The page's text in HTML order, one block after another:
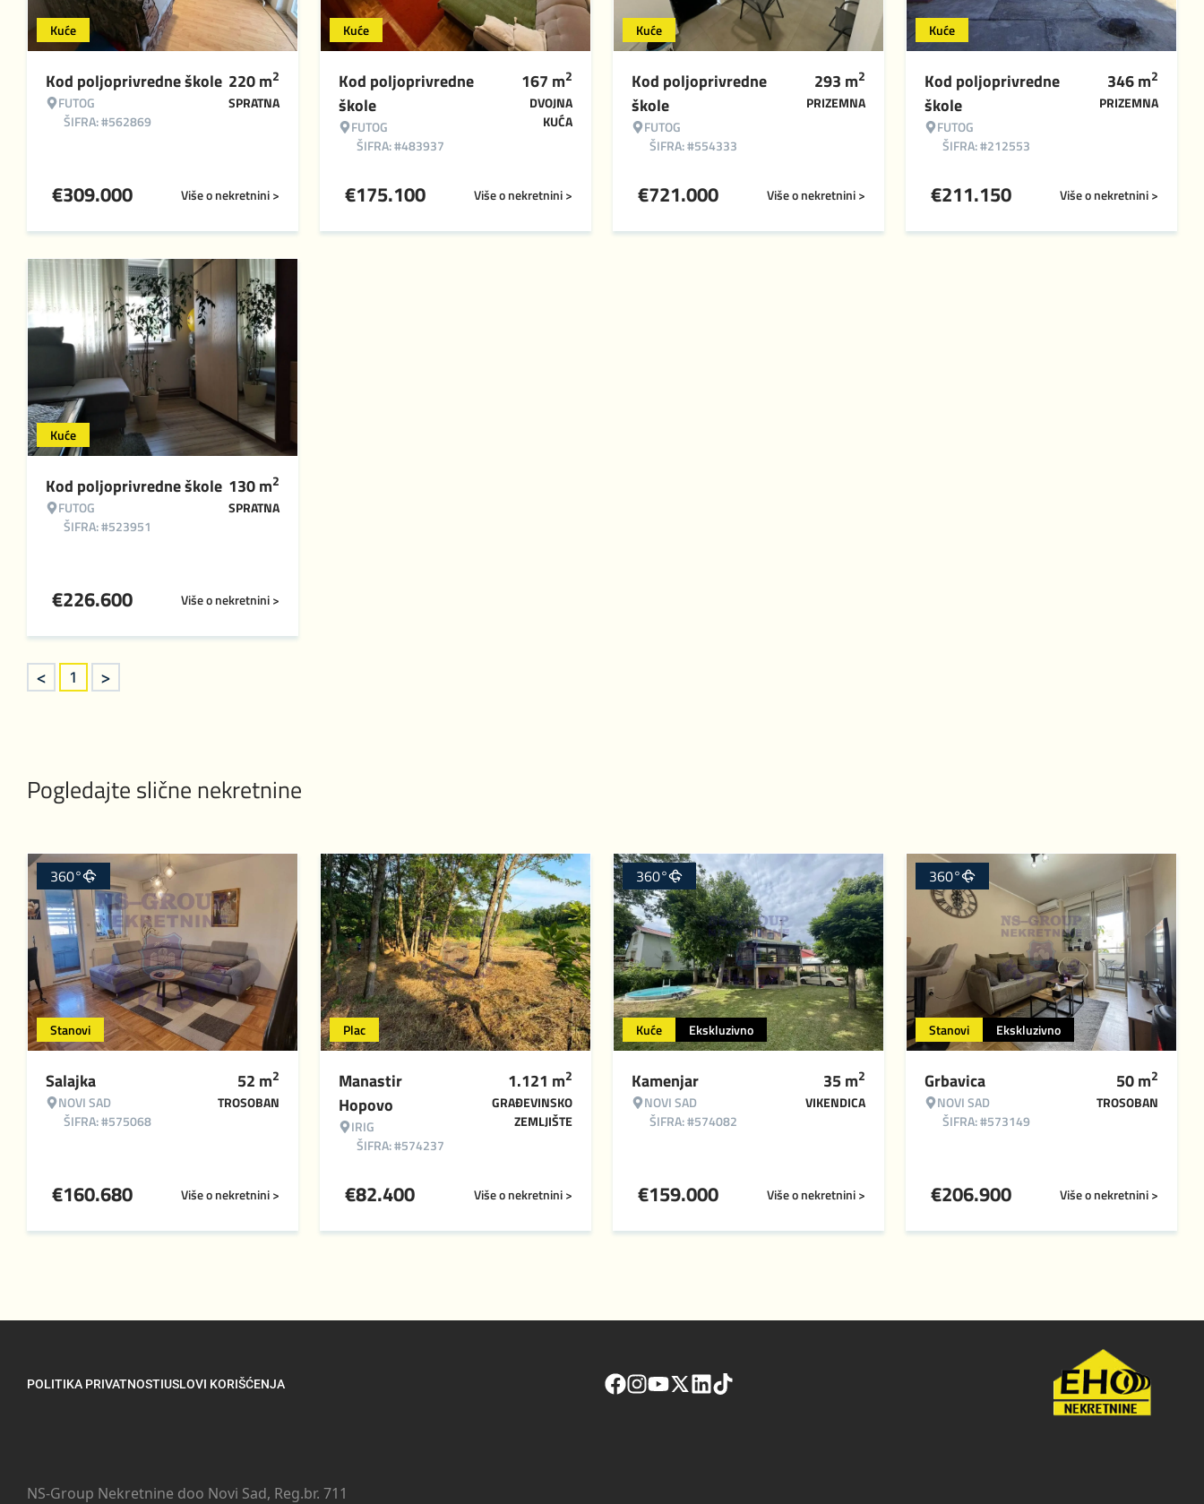
Kuće
Kod poljoprivredne škole
FUTOG
ŠIFRA: #562869
220m2
SPRATNA
Više o nekretnini >
€309.000
Kuće
Kod poljoprivredne
škole
FUTOG
ŠIFRA: #483937
167 m2
DVOJNA
KUĆA
Više o nekretnini >
€175.100
Kuće
Kod poljoprivredne
škole
FUTOG
ŠIFRA: #554333
293 m2
PRIZEMNA
Više o nekretnini >
€721.000
Kuće
Kod poljoprivredne
škole
FUTOG
ŠIFRA: #212553
346m2
PRIZEMNA
Više o nekretnini >
€211.150
Kuće
Kod poljoprivredne škole
FUTOG
ŠIFRA: #523951
130m2
SPRATNA
Više o nekretnini >
€226.600
< 1 >
Pogledajte slične nekretnine
Stanovi
360°
Salajka
NOVI SAD
ŠIFRA: #575068
52 m2
TROSOBAN
Više o nekretnini >
€160.680
Plac
Manastir
Hopovo
IRIG
ŠIFRA: #574237
1.121 m2
GRAĐEVINSKO
ZEMLJIŠTE
Više o nekretnini >
€82.400
Kuće Ekskluzivno
360°
Kamenjar
NOVI SAD
ŠIFRA: #574082
35m2
VIKENDICA
Više o nekretnini >
€159.000
Stanovi Ekskluzivno
360°
Grbavica
NOVI SAD
ŠIFRA: #573149
50m2
TROSOBAN
Više o nekretnini >
€206.900
POLITIKA PRIVATNOSTIUSLOVI KORIŠĆENJA
NS-Group Nekretnine doo Novi Sad, Reg.br. 711